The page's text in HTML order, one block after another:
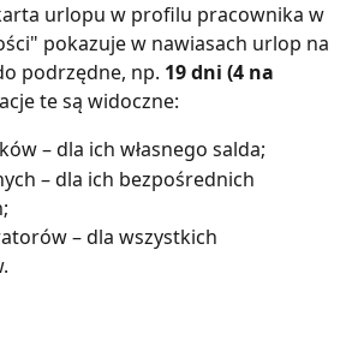
urlopu w profilu pracownika w
pokazuje w nawiasach urlop na
podrzędne, np. 19 dni (4 na
te są widoczne:
– dla ich własnego salda;
– dla ich bezpośrednich
– dla wszystkich